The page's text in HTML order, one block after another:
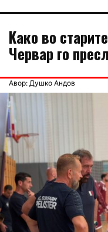
Kaко во
Червар го
Авор: Душко Андов